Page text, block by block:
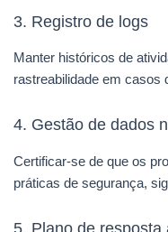
3. Registro de logs
Manter históricos de
rastreabilidade em casos
4. Gestão de dados
Certificar-se de que os
práticas de segurança,
5. Plano de resposta